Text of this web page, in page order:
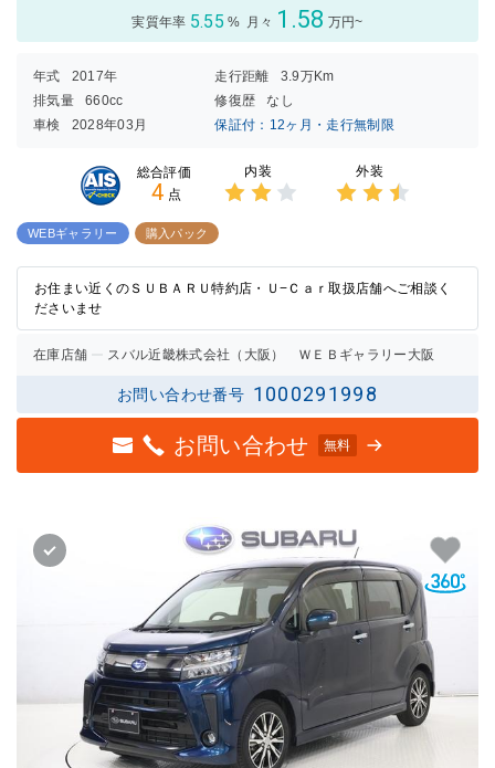
実質年率 5.55 % 月々 1.58 万円~
年式 2017年 走行距離
3.9万Km
排気量
660cc 修復歴
なし
車検
2028年03月 保証付：12ヶ月・走行無制限
総合評価
4 点
内装 外装
WEBギャラリー 購入パック
お住まい近くのＳＵＢＡＲＵ特約店・Ｕ−Ｃａｒ取扱店舗へご相談く
ださいませ
在庫店舗 スバル近畿株式会社（大阪） ＷＥＢギャラリー大阪
お問い合わせ番号 1000291998
お問い合わせ 無料